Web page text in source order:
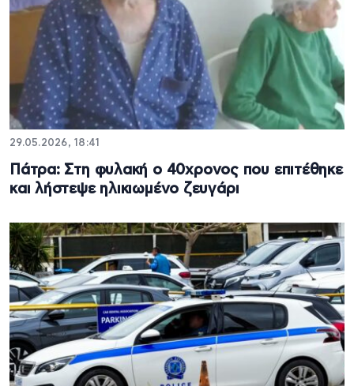
29.05.2026, 18:41
Πάτρα: Στη φυλακή ο 40χρονος που επιτέθηκε
και λήστεψε ηλικιωμένο ζευγάρι